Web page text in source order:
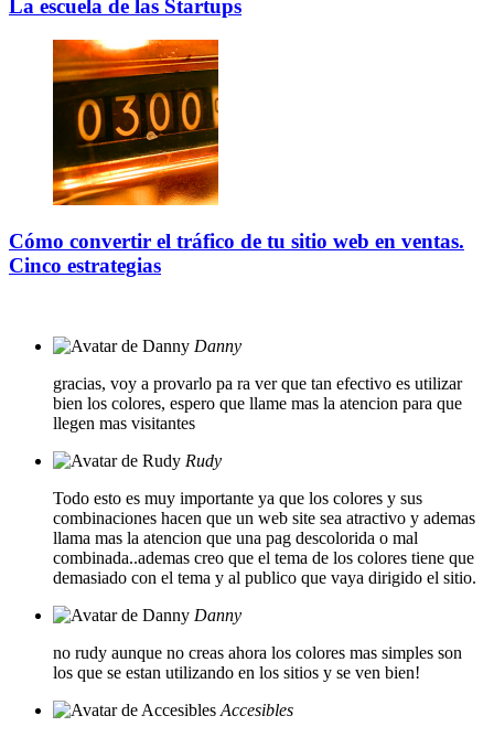
La escuela de las Startups
Cómo convertir el tráfico de tu sitio web en ventas.
Cinco estrategias
Danny
gracias, voy a provarlo pa ra ver que tan efectivo es utilizar
bien los colores, espero que llame mas la atencion para que
llegen mas visitantes
Rudy
Todo esto es muy importante ya que los colores y sus
combinaciones hacen que un web site sea atractivo y ademas
llama mas la atencion que una pag descolorida o mal
combinada..ademas creo que el tema de los colores tiene que
demasiado con el tema y al publico que vaya dirigido el sitio.
Danny
no rudy aunque no creas ahora los colores mas simples son
los que se estan utilizando en los sitios y se ven bien!
Accesibles